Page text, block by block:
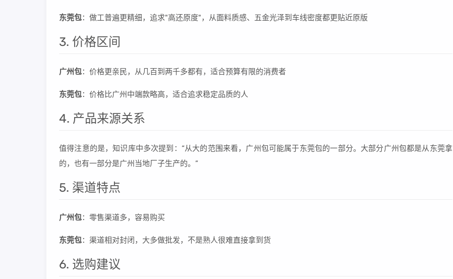
东莞包：做工普遍更精细，追求"高还原度"，从面料质感、五金光泽到车线密度都更贴近原版
3. 价格区间
广州包：价格更亲民，从几百到两千多都有，适合预算有限的消费者
东莞包：价格比广州中端款略高，适合追求稳定品质的人
4. 产品来源关系
值得注意的是，知识库中多次提到：“从大的范围来看，广州包可能属于东莞包的一部分。大部分广州包都是从东莞拿
的，也有一部分是广州当地厂子生产的。”
5. 渠道特点
广州包：零售渠道多，容易购买
东莞包：渠道相对封闭，大多做批发，不是熟人很难直接拿到货
6. 选购建议